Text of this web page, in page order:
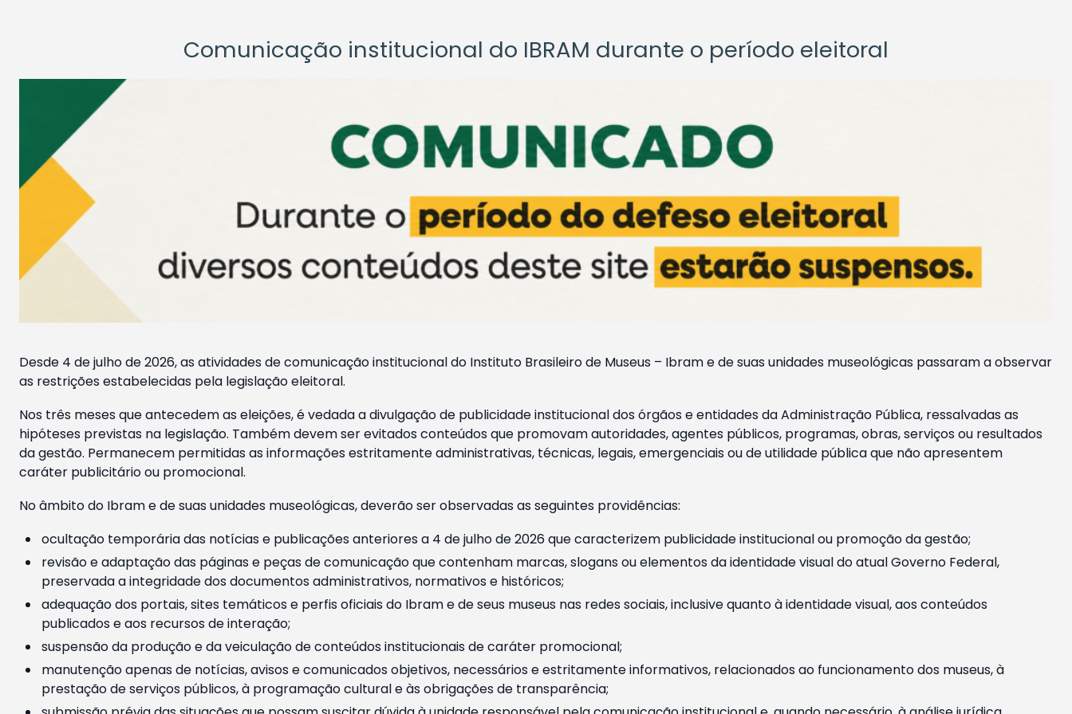
Comunicação institucional do IBRAM durante o período eleitoral
Desde 4 de julho de 2026, as atividades de comunicação institucional do Instituto Brasileiro de Museus – Ibram e de suas unidades museológicas passaram a observar
as restrições estabelecidas pela legislação eleitoral.
Nos três meses que antecedem as eleições, é vedada a divulgação de publicidade institucional dos órgãos e entidades da Administração Pública, ressalvadas as
hipóteses previstas na legislação. Também devem ser evitados conteúdos que promovam autoridades, agentes públicos, programas, obras, serviços ou resultados
da gestão. Permanecem permitidas as informações estritamente administrativas, técnicas, legais, emergenciais ou de utilidade pública que não apresentem
caráter publicitário ou promocional.
No âmbito do Ibram e de suas unidades museológicas, deverão ser observadas as seguintes providências:
ocultação temporária das notícias e publicações anteriores a 4 de julho de 2026 que caracterizem publicidade institucional ou promoção da gestão;
revisão e adaptação das páginas e peças de comunicação que contenham marcas, slogans ou elementos da identidade visual do atual Governo Federal,
preservada a integridade dos documentos administrativos, normativos e históricos;
adequação dos portais, sites temáticos e perfis oficiais do Ibram e de seus museus nas redes sociais, inclusive quanto à identidade visual, aos conteúdos
publicados e aos recursos de interação;
suspensão da produção e da veiculação de conteúdos institucionais de caráter promocional;
manutenção apenas de notícias, avisos e comunicados objetivos, necessários e estritamente informativos, relacionados ao funcionamento dos museus, à
prestação de serviços públicos, à programação cultural e às obrigações de transparência;